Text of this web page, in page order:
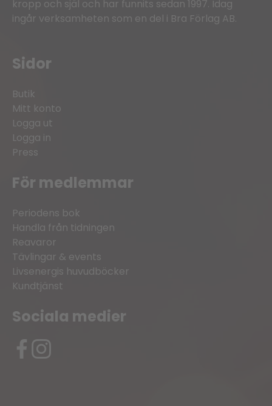
kropp och själ och har funnits sedan 1997. Idag
ingår verksamheten som en del i Bra Förlag AB.
Sidor
Butik
Mitt konto
Logga ut
Logga in
Press
För medlemmar
Periodens bok
Handla från tidningen
Reavaror
Tävlingar & events
Livsenergis huvudböcker
Kundtjänst
Sociala medier